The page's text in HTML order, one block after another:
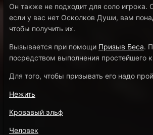
Он также не подходит для соло игрока.
если у вас нет Осколков Души, вам
чтобы получить их.
Вызывается при помощи Призыв Беса.
посредством выполнения простейшего
Для того, чтобы призывать его надо
Нежить
Кровавый эльф
Человек